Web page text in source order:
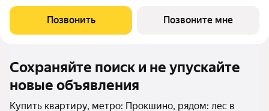
монолитный. ТОЛЬКО ДО 31 АВГУСТА выгодные условия на
приобретение квартиры
Позвонить Позвоните мне
Сохраняйте поиск и не упускайте
новые объявления
Купить квартиру, метро: Прокшино, рядом: лес в